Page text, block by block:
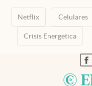
Netflix Celulares
Crisis Energetica